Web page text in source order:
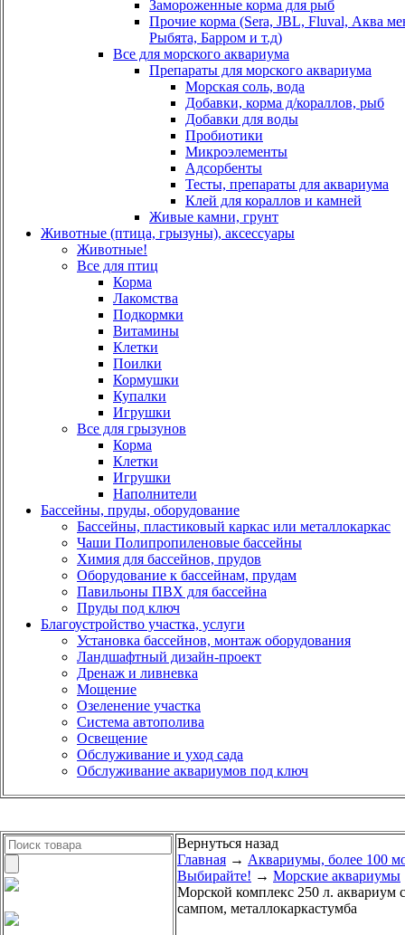
Замороженные корма для рыб
Прочие корма (Sera, JBL, Fluval, Аква
Рыбята, Барром и т.д)
Все для морского аквариума
Препараты для морского аквариума
Морская соль, вода
Добавки, корма д/кораллов, рыб
Добавки для воды
Пробиотики
Микроэлементы
Адсорбенты
Тесты, препараты для аквариума
Клей для кораллов и камней
Живые камни, грунт
Животные (птица, грызуны), аксессуары
Животные!
Все для птиц
Корма
Лакомства
Подкормки
Витамины
Клетки
Поилки
Кормушки
Купалки
Игрушки
Все для грызунов
Корма
Клетки
Игрушки
Наполнители
Бассейны, пруды, оборудование
Бассейны, пластиковый каркас или металлокаркас
Чаши Полипропиленовые бассейны
Химия для бассейнов, прудов
Оборудование к бассейнам, прудам
Павильоны ПВХ для бассейна
Пруды под ключ
Благоустройство участка, услуги
Установка бассейнов, монтаж оборудования
Ландшафтный дизайн-проект
Дренаж и ливневка
Мощение
Озеленение участка
Система автополива
Освещение
Обслуживание и уход сада
Обслуживание аквариумов под ключ
Вернуться назад
Главная → Аквариумы, более 100
Выбирайте! → Морские аквариумы
Морской комплекс 250 л. аквариум
сампом, металлокаркастумба